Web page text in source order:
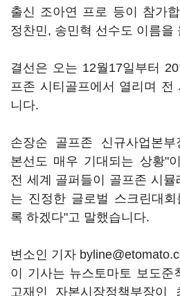
출신 조아연 프로 등이 참가
정찬민, 송민혁 선수도 이름을
결선은 오는 12월17일부터
프존 시티골프에서 열리며 전
니다.
손장순 골프존 신규사업본부
본선도 매우 기대되는 상황"
전 세계 골퍼들이 골프존 시
는 진정한 글로벌 스크린대
록 하겠다"고 말했습니다.
변소인 기자
이 기사는 뉴스토마토 보도준
고재인 자본시장정책부장이